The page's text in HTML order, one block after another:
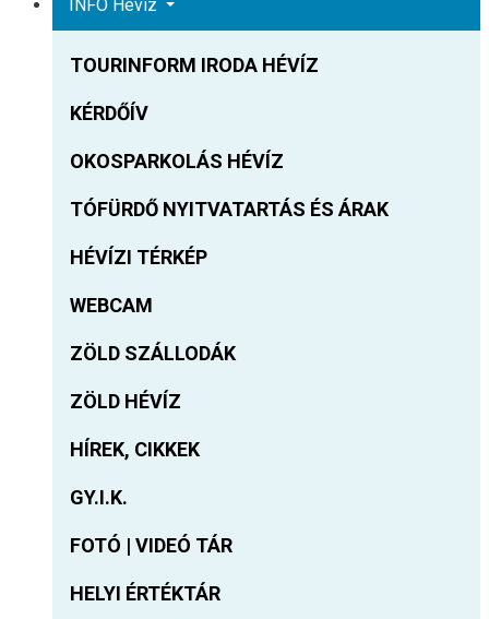
INFO Hévíz
TOURINFORM IRODA HÉVÍZ
KÉRDŐÍV
OKOSPARKOLÁS HÉVÍZ
TÓFÜRDŐ NYITVATARTÁS ÉS ÁRAK
HÉVÍZI TÉRKÉP
WEBCAM
ZÖLD SZÁLLODÁK
ZÖLD HÉVÍZ
HÍREK, CIKKEK
GY.I.K.
FOTÓ | VIDEÓ TÁR
HELYI ÉRTÉKTÁR